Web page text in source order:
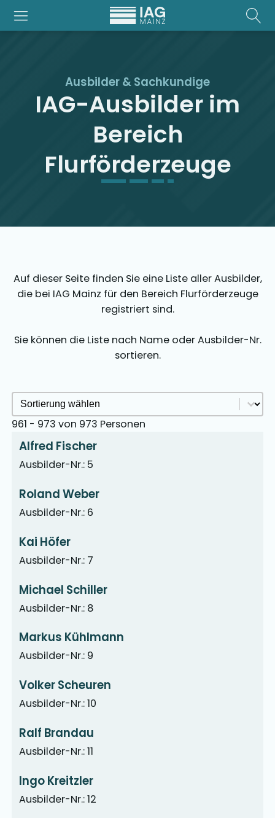
Ausbilder & Sachkundige
IAG-Ausbilder im
Bereich
Flurförderzeuge
Auf dieser Seite finden Sie eine Liste aller Ausbilder,
die bei IAG Mainz für den Bereich Flurförderzeuge
registriert sind.
Sie können die Liste nach Name oder Ausbilder-Nr.
sortieren.
961 - 973 von 973 Personen
Ausbilder Sortieren Archive
Sort content
Alfred Fischer
Ausbilder-Nr.: 5
Roland Weber
Ausbilder-Nr.: 6
Kai Höfer
Ausbilder-Nr.: 7
Michael Schiller
Ausbilder-Nr.: 8
Markus Kühlmann
Ausbilder-Nr.: 9
Volker Scheuren
Ausbilder-Nr.: 10
Ralf Brandau
Ausbilder-Nr.: 11
Ingo Kreitzler
Ausbilder-Nr.: 12